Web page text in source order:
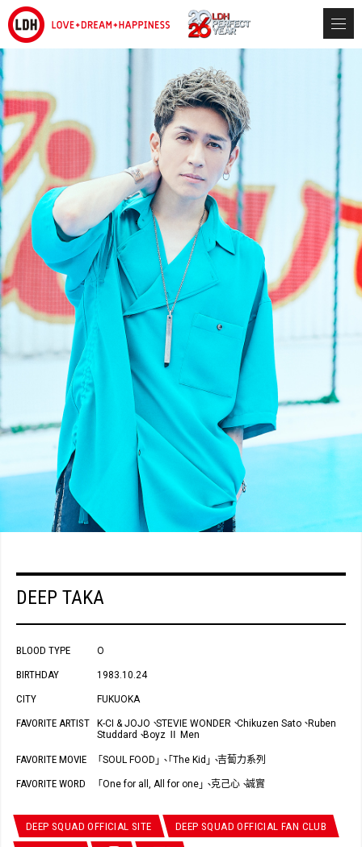
DEEP TAKA
BLOOD TYPE O
BIRTHDAY 1983.10.24
CITY FUKUOKA
FAVORITE ARTIST K-CI & JOJO 、STEVIE WONDER 、Chikuzen Sato 、Ruben
Studdard 、Boyz Ⅱ Men
FAVORITE MOVIE 「SOUL FOOD 」、
「 The Kid 」、吉蔔力系列
FAVORITE WORD 「One for all, All for one 」、克己心、誠實
DEEP SQUAD OFFICIAL SITE DEEP SQUAD OFFICIAL FAN CLUB